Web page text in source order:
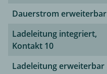
Dauerstrom erweiterbar
Ladeleitung integriert,
Kontakt 10
Ladeleitung erweiterbar